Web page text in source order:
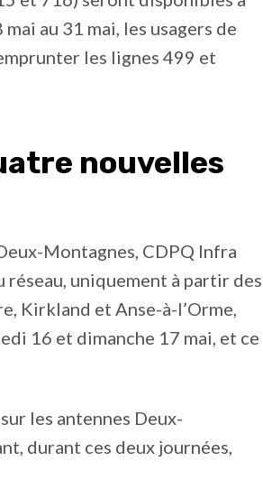
au 31 mai, les usagers de
les lignes 499 et
nouvelles
Montagnes, CDPQ Infra
uniquement à partir des
Kirkland et Anse-à-l’Orme,
16 et dimanche 17 mai, et ce
les antennes Deux-
durant ces deux journées,